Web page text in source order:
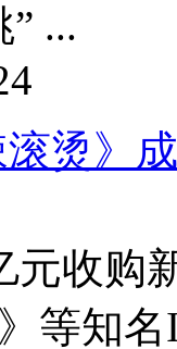
...
烫》
元收购
等知